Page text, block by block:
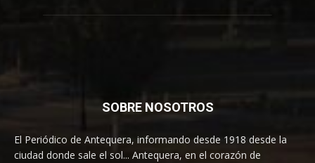
SOBRE NOSOTROS
El Periódico de Antequera, informando desde 1918 desde la
ciudad donde sale el sol... Antequera, en el corazón de